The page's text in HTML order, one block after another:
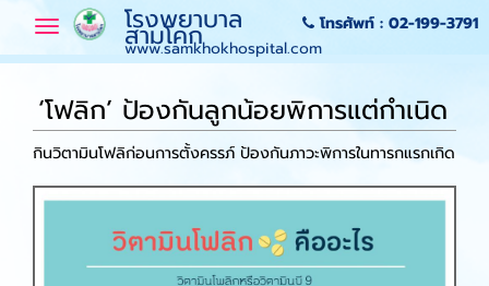
Toggle
navigation
โรงพยาบาล
สามโคก
www.samkhokhospital.com
โทรศัพท์ : 02-199-3791
‘โฟลิก’ ป้องกันลูกน้อยพิการแต่กำเนิด
กินวิตามินโฟลิก่อนการตั้งครรภ์ ป้องกันภาวะพิการในทารกแรกเกิด